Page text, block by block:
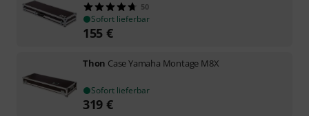
50
Sofort lieferbar
155 €
Thon Case Yamaha Montage M8X
Sofort lieferbar
319 €